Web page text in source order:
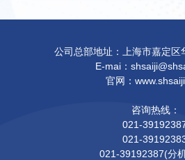
公司总部地址：上海市嘉定区
E-mai：
官网：
咨询热线：
021-
021-
021-39192387(分